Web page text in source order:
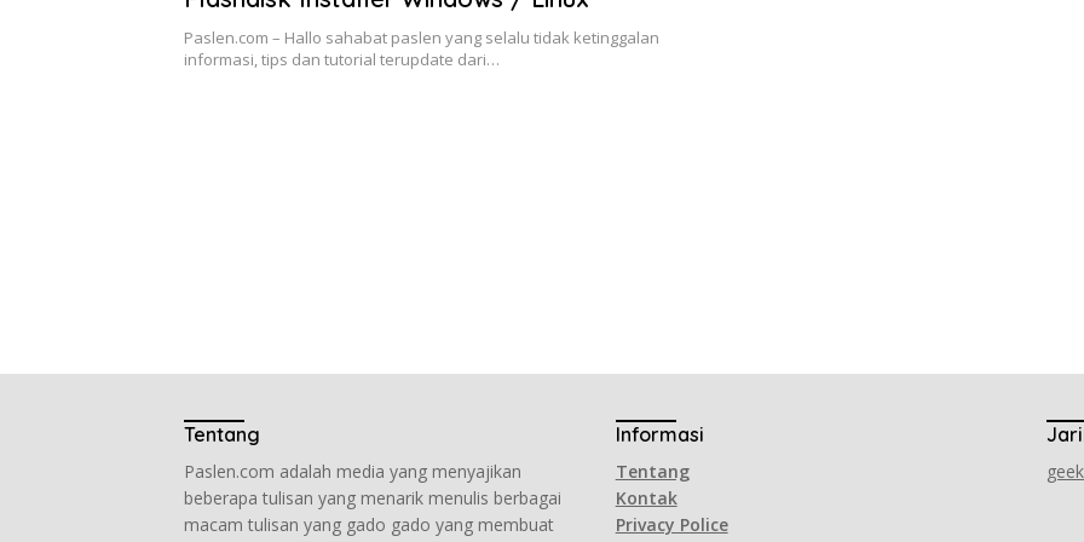
Paslen.com – Hallo sahabat paslen yang selalu tidak ketinggalan
informasi, tips dan tutorial terupdate dari…
Tentang
Paslen.com adalah media yang menyajikan
beberapa tulisan yang menarik menulis berbagai
macam tulisan yang gado gado yang membuat
Informasi
Tentang
Kontak
Privacy Police